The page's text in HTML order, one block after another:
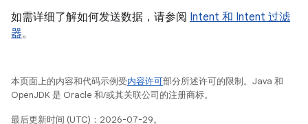
如需详细了解如何发送数据，请参阅 Intent 和 Intent 过滤
器。
本页面上的内容和代码示例受内容许可部分所述许可的限制。Java 和
OpenJDK 是 Oracle 和/或其关联公司的注册商标。
最后更新时间 (UTC)：2026-07-29。